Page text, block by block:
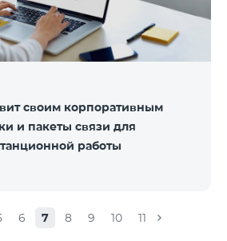
своим корпоративным
и пакеты связи для
работы
6 7 8 9 10 11